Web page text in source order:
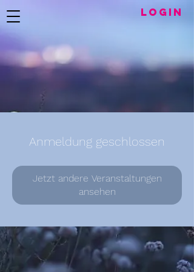
LogIN
Anmeldung geschlossen
Jetzt andere Veranstaltungen
ansehen